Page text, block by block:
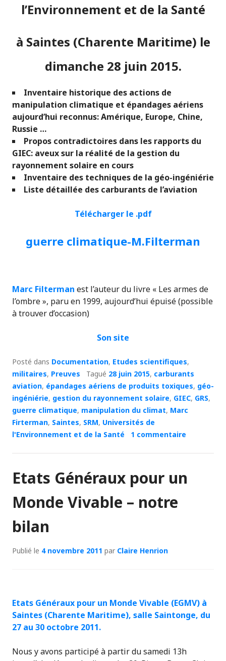
l’Environnement et de la Santé
à Saintes (Charente Maritime) le
dimanche 28 juin 2015.
Inventaire historique des actions de
manipulation climatique et épandages aériens
aujourd’hui reconnus: Amérique, Europe, Chine,
Russie …
Propos contradictoires dans les rapports du
GIEC: aveux sur la réalité de la gestion du
rayonnement solaire en cours
Inventaire des techniques de la géo-ingéniérie
Liste détaillée des carburants de l’aviation
Télécharger le .pdf
guerre climatique-M.Filterman
Marc Filterman est l’auteur du livre « Les armes de
l’ombre », paru en 1999, aujourd’hui épuisé (possible
à trouver d’occasion)
Son site
Posté dans Documentation, Etudes scientifiques,
militaires, Preuves Tagué 28 juin 2015, carburants
aviation, épandages aériens de produits toxiques, géo-
ingéniérie, gestion du rayonnement solaire, GIEC, GRS,
guerre climatique, manipulation du climat, Marc
Firterman, Saintes, SRM, Universités de
l'Environnement et de la Santé
1 commentaire
Etats Généraux pour un
Monde Vivable – notre
bilan
Publié le 4 novembre 2011 par Claire Henrion
Etats Généraux pour un Monde Vivable (EGMV) à
Saintes (Charente Maritime), salle Saintonge, du
27 au 30 octobre 2011.
Nous y avons participé à partir du samedi 13h